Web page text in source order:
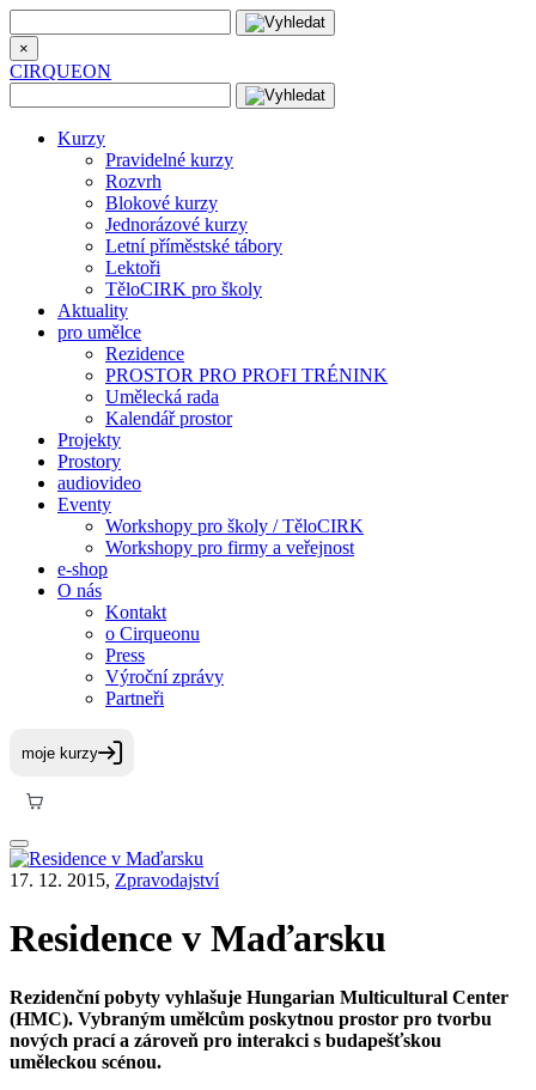
×
CIRQUEON
Kurzy
Pravidelné kurzy
Rozvrh
Blokové kurzy
Jednorázové kurzy
Letní příměstské tábory
Lektoři
TěloCIRK pro školy
Aktuality
pro umělce
Rezidence
PROSTOR PRO PROFI TRÉNINK
Umělecká rada
Kalendář prostor
Projekty
Prostory
audiovideo
Eventy
Workshopy pro školy / TěloCIRK
Workshopy pro firmy a veřejnost
e-shop
O nás
Kontakt
o Cirqueonu
Press
Výroční zprávy
Partneři
17. 12. 2015, Zpravodajství
Residence v Maďarsku
Rezidenční pobyty vyhlašuje Hungarian Multicultural Center
(HMC). Vybraným umělcům poskytnou prostor pro tvorbu
nových prací a zároveň pro interakci s budapešťskou
uměleckou scénou.